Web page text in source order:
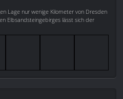
Lage nur wenige Kilometer von Dresden
Elbsandsteingebirges lässt sich der